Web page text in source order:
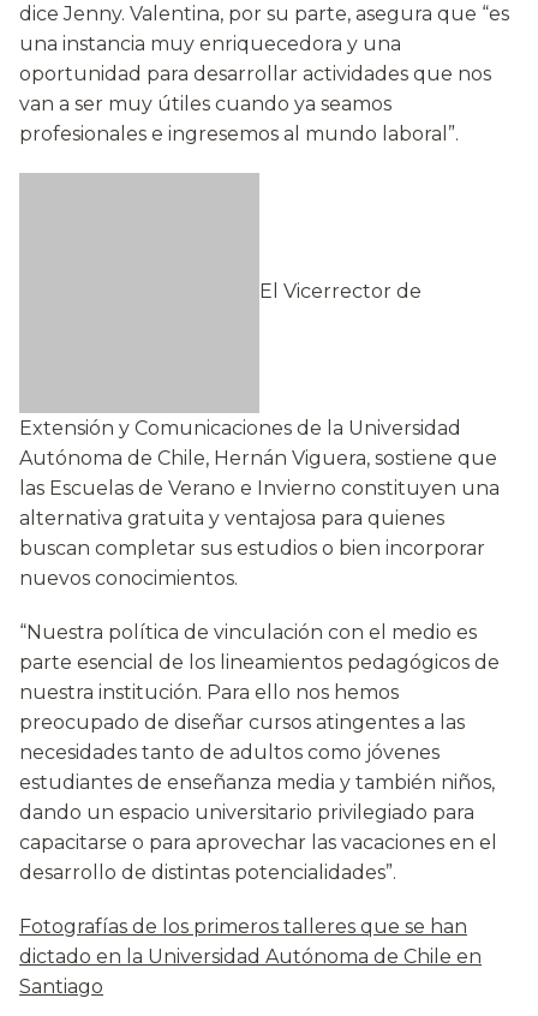
dice Jenny. Valentina, por su parte, asegura que “es
una instancia muy enriquecedora y una
oportunidad para desarrollar actividades que nos
van a ser muy útiles cuando ya seamos
profesionales e ingresemos al mundo laboral”.
El Vicerrector de
Extensión y Comunicaciones de la Universidad
Autónoma de Chile, Hernán Viguera, sostiene que
las Escuelas de Verano e Invierno constituyen una
alternativa gratuita y ventajosa para quienes
buscan completar sus estudios o bien incorporar
nuevos conocimientos.
“Nuestra política de vinculación con el medio es
parte esencial de los lineamientos pedagógicos de
nuestra institución. Para ello nos hemos
preocupado de diseñar cursos atingentes a las
necesidades tanto de adultos como jóvenes
estudiantes de enseñanza media y también niños,
dando un espacio universitario privilegiado para
capacitarse o para aprovechar las vacaciones en el
desarrollo de distintas potencialidades”.
Fotografías de los primeros talleres que se han
dictado en la Universidad Autónoma de Chile en
Santiago